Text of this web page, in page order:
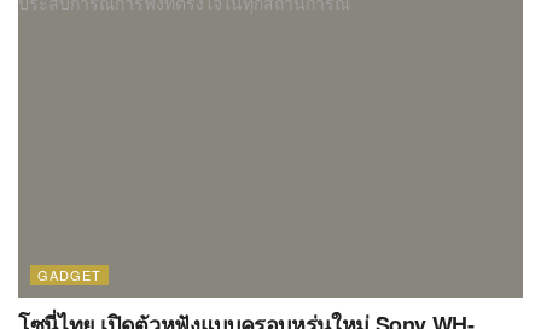
GADGET